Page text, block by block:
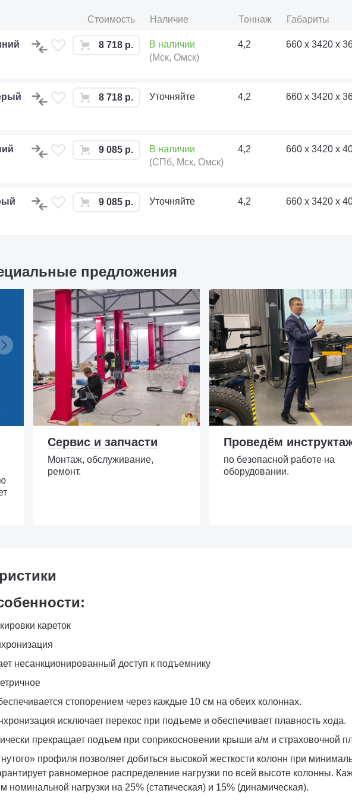
Стоимость Наличие Тоннаж Габариты
8 718 р.
В наличии
(Мск, Омск)
4,2 660 х 3420 х
8 718 р. Уточняйте 4,2 660 х 3420 х
9 085 р.
В наличии
(СПб, Мск, Омск)
4,2 660 х 3420 х
9 085 р. Уточняйте 4,2 660 х 3420 х
предложения
Сервис и запчасти
Монтаж, обслуживание,
ремонт.
Проведём
по безопасной работе на
оборудовании.
кареток
несанкционированный доступ к подъемнику
стопорением через каждые 10 см на обеих колоннах.
исключает перекос при подъеме и обеспечивает плавность хода.
прекращает подъем при соприкосновении крыши а/м и страховочной
профиля позволяет добиться высокой жесткости колонн при
равномерное распределение нагрузки по всей высоте колонны.
нагрузки на 25% (статическая) и 15% (динамическая).